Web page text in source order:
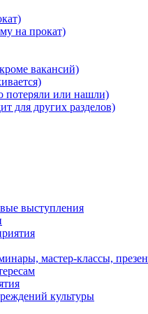
на прокат)
вакансий)
потеряли или нашли)
для других разделов)
выступления
мастер-классы,
культуры